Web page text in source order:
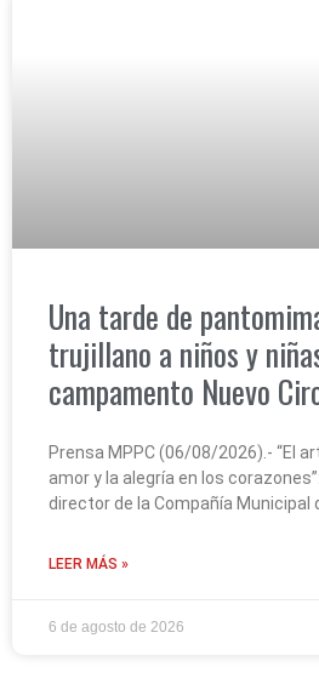
Una tarde de
trujillano a niños y
campamento Nuevo
Prensa MPPC (06/08/2026).- “El
amor y la alegría en los
director de la Compañía Municipal
LEER MÁS »
6 de agosto de 2026